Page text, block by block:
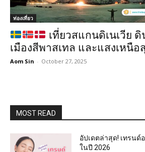
ท่องเที่ยว
เที่ยวสแกนดิเนเวีย
เมืองสีพาสเทล และแสงเหนือ
Aom Sin - October 27, 2025
MOST READ
อัปเดตล่าสุด! เทรนด์
ในปี 2026